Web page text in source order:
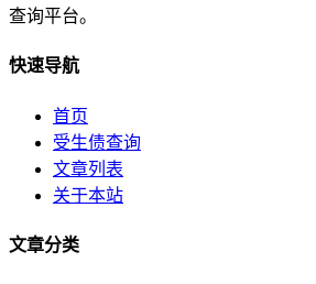
查询平台。
快速导航
首页
受生债查询
文章列表
关于本站
文章分类